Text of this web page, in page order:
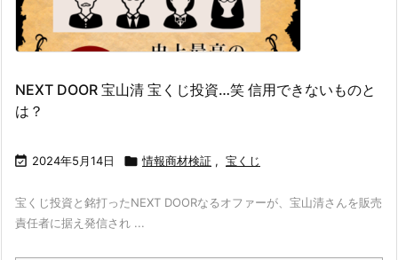
NEXT DOOR 宝山清 宝くじ投資…笑 信用できないものと
は？
 2024年5月14日  情報商材検証 , 宝くじ
宝くじ投資と銘打ったNEXT DOORなるオファーが、宝山清さんを販売
責任者に据え発信され ...